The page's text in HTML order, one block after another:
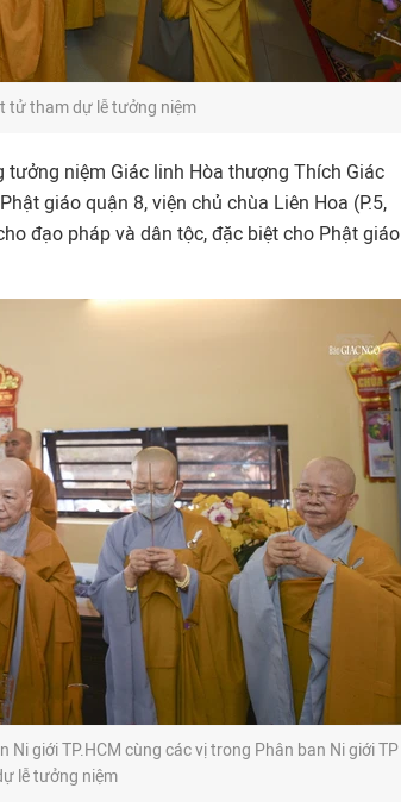
tử tham dự lễ tưởng niệm
niệm Giác linh Hòa thượng Thích Giác
giáo quận 8, viện chủ chùa Liên Hoa (P.5,
đạo pháp và dân tộc, đặc biệt cho Phật giáo
giới TP.HCM cùng các vị trong Phân ban Ni giới TP
lễ tưởng niệm